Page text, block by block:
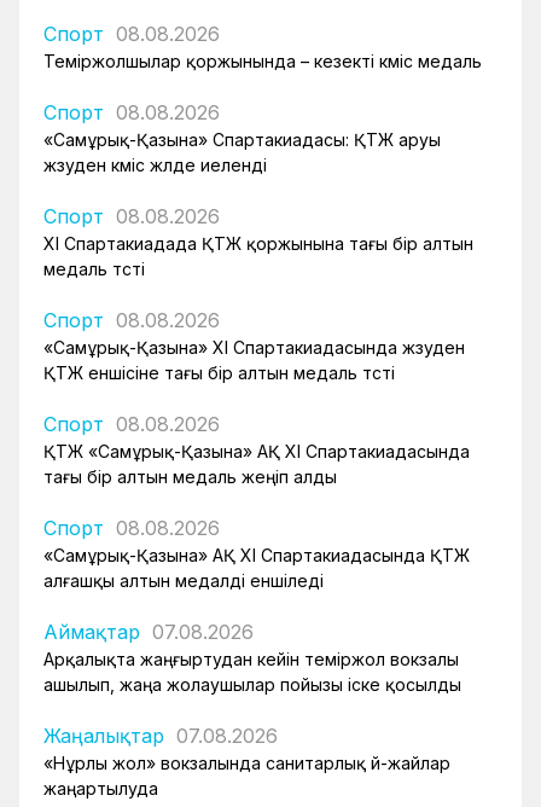
Спорт 08.08.2026
Теміржолшылар қоржынында – кезекті күміс медаль
Спорт 08.08.2026
«Самұрық-Қазына» Спартакиадасы: ҚТЖ аруы
жүзуден күміс жүлде иеленді
Спорт 08.08.2026
XI Спартакиадада ҚТЖ қоржынына тағы бір алтын
медаль түсті
Спорт 08.08.2026
«Самұрық-Қазына» XI Спартакиадасында жүзуден
ҚТЖ еншісіне тағы бір алтын медаль түсті
Спорт 08.08.2026
ҚТЖ «Самұрық-Қазына» АҚ XI Спартакиадасында
тағы бір алтын медаль жеңіп алды
Спорт 08.08.2026
«Самұрық-Қазына» АҚ XI Спартакиадасында ҚТЖ
алғашқы алтын медалді еншіледі
Аймақтар 07.08.2026
Арқалықта жаңғыртудан кейін теміржол вокзалы
ашылып, жаңа жолаушылар пойызы іске қосылды
Жаңалықтар 07.08.2026
«Нұрлы жол» вокзалында санитарлық үй-жайлар
жаңартылуда